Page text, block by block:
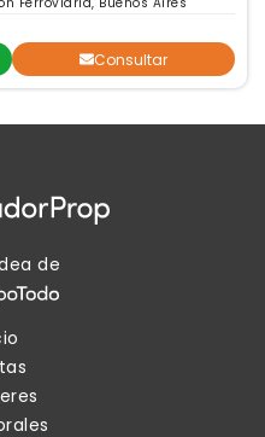
Consultar
de